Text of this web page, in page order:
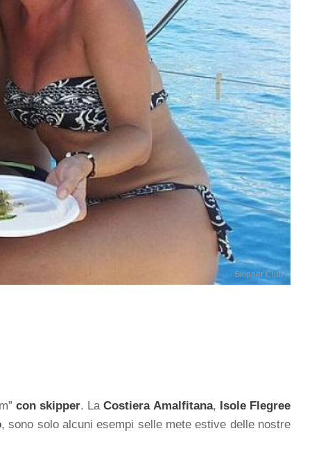
Skipper Club
con skipper. LaCostiera Amalfitana, Isole Flegree
, sono solo alcuni esempi selle mete estive delle nostre